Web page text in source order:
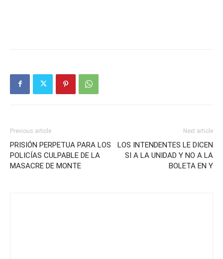
Previous article
PRISIÓN PERPETUA PARA LOS
POLICÍAS CULPABLE DE LA
MASACRE DE MONTE
Next article
LOS INTENDENTES LE DICEN
SI A LA UNIDAD Y NO A LA
BOLETA EN Y